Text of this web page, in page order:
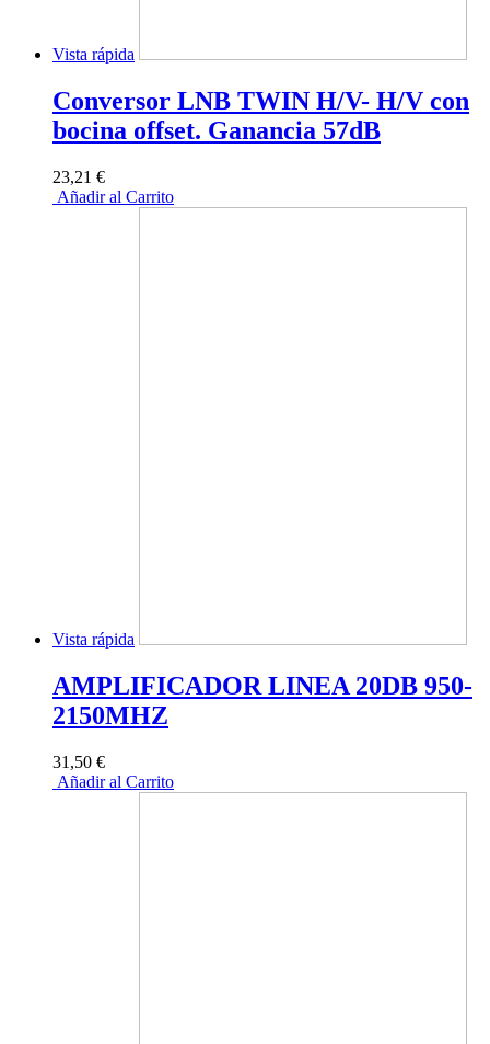
Vista rápida
Conversor LNB TWIN H/V- H/V con
bocina offset. Ganancia 57dB
23,21 €
Añadir al Carrito
Vista rápida
AMPLIFICADOR LINEA 20DB 950-
2150MHZ
31,50 €
Añadir al Carrito